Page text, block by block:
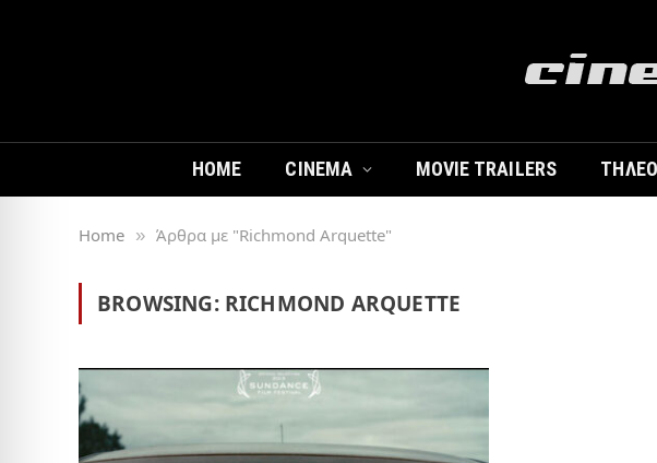
HOME CINEMA MOVIE TRAILERS
Home » Άρθρα με "Richmond Arquette"
BROWSING: RICHMOND ARQUETTE